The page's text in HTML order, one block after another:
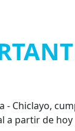
- Chiclayo,
a partir de